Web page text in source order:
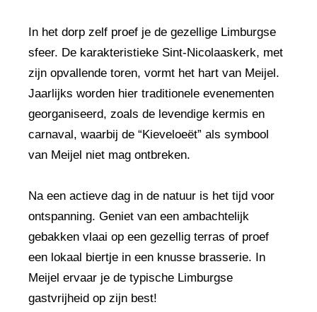
In het dorp zelf proef je de gezellige Limburgse
sfeer. De karakteristieke Sint-Nicolaaskerk, met
zijn opvallende toren, vormt het hart van Meijel.
Jaarlijks worden hier traditionele evenementen
georganiseerd, zoals de levendige kermis en
carnaval, waarbij de “Kieveloeët” als symbool
van Meijel niet mag ontbreken.
Na een actieve dag in de natuur is het tijd voor
ontspanning. Geniet van een ambachtelijk
gebakken vlaai op een gezellig terras of proef
een lokaal biertje in een knusse brasserie. In
Meijel ervaar je de typische Limburgse
gastvrijheid op zijn best!